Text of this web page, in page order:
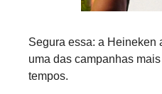
Segura essa: a Heineken
uma das campanhas
tempos.